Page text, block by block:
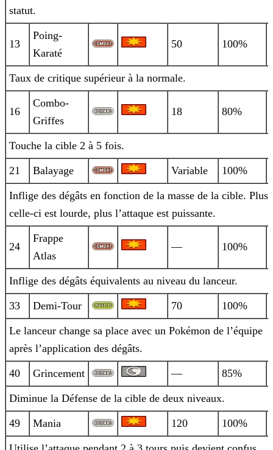
statut.
13
Poing-
Karaté
50 100%
Taux de critique supérieur à la normale.
16
Combo-
Griffes
18 80%
Touche la cible 2 à 5 fois.
21 Balayage Variable 100%
Inflige des dégâts en fonction de la masse de la cible. Plus
celle-ci est lourde, plus l’attaque est puissante.
24
Frappe
Atlas
— 100%
Inflige des dégâts équivalents au niveau du lanceur.
33 Demi-Tour 70 100%
Le lanceur change sa place avec un Pokémon de l’équipe
après l’application des dégâts.
40 Grincement — 85%
Diminue la Défense de la cible de deux niveaux.
49 Mania 120 100%